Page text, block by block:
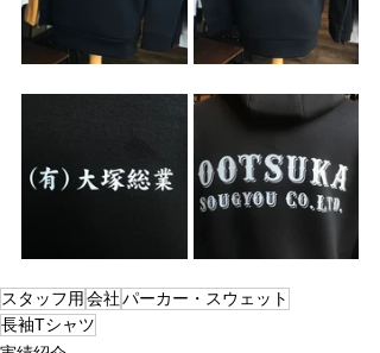
スタッフ用 会社パーカー・スウェット
長袖Tシャツ